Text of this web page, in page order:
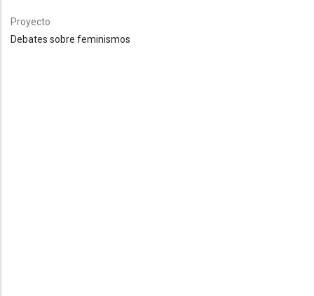
Proyecto
Debates sobre feminismos